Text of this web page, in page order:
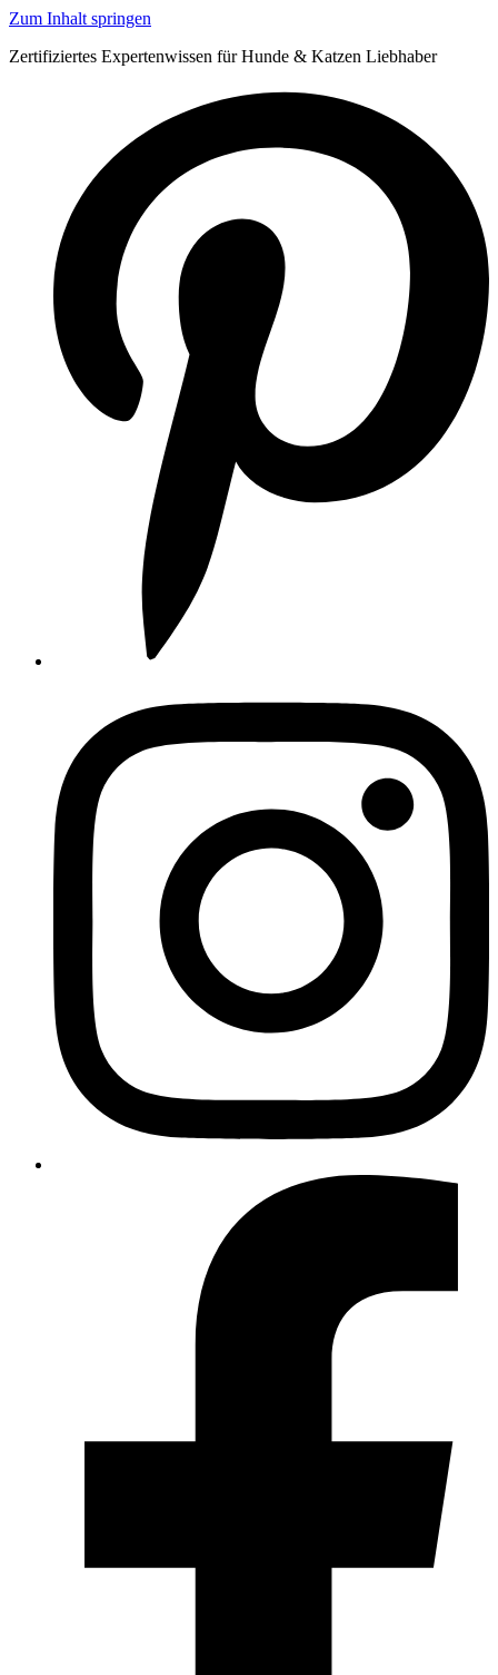
Zum Inhalt springen
Zertifiziertes Expertenwissen für Hunde & Katzen Liebhaber